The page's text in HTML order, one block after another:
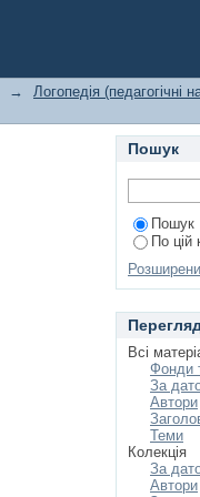
→ Логопедія (педагогічні
Пошук
Пошук
По цій
Всі
Фонди
За
Автори
Теми
Колекція
За
Автори